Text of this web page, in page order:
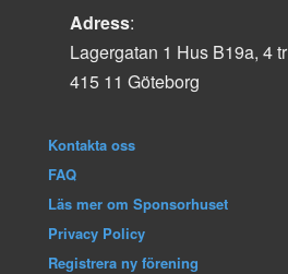
Adress:
Lagergatan 1 Hus B19a, 4 tr
415 11 Göteborg
Kontakta oss
FAQ
Läs mer om Sponsorhuset
Privacy Policy
Registrera ny förening